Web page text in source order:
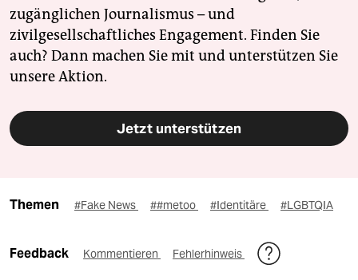
zugänglichen Journalismus – und
zivilgesellschaftliches Engagement. Finden Sie
auch? Dann machen Sie mit und unterstützen Sie
unsere Aktion.
Jetzt unterstützen
Themen #Fake News ##metoo #Identitäre #LGBTQIA
Feedback Kommentieren Fehlerhinweis